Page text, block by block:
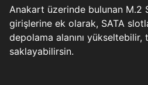
Anakart üzerinde bulunan M.2
girişlerine ek olarak, SATA
depolama alanını
saklayabilirsin.